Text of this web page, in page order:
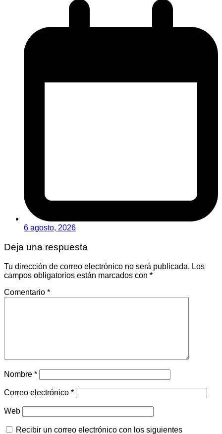
6 agosto, 2026
Deja una respuesta
Tu dirección de correo electrónico no será publicada. Los
campos obligatorios están marcados con *
Comentario *
Nombre *
Correo electrónico *
Web
Recibir un correo electrónico con los siguientes